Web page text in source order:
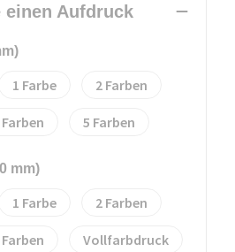
einen Aufdruck
1 2
5
mm)
1 2
Vollfarbdruck